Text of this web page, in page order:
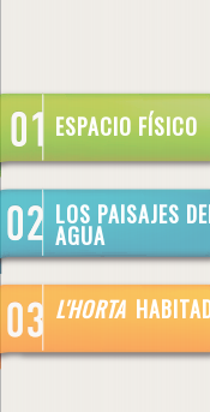
ESPACIO FÍSICO
LOS PAISAJES
AGUA
L'HORTA